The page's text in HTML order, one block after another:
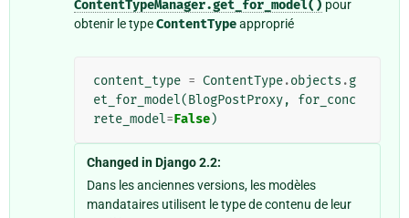
ContentTypeManager.get_for_model() pour
obtenir le typeContentTypeapproprié
content_type = ContentType.objects .g
et_for_model(BlogPostProxy,
for_conc
rete_model=False)
Changed in Django 2.2:
Dans les anciennes versions, les modèles
mandataires utilisent le type de contenu de leur